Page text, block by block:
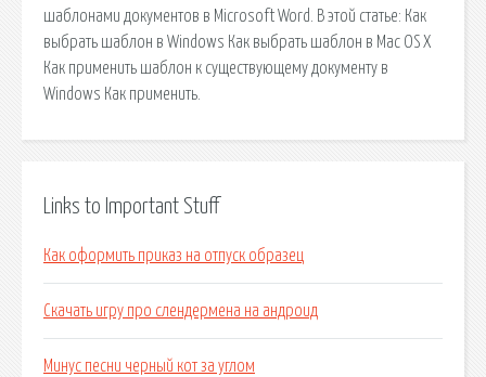
шаблонами документов в Microsoft Word. В этой статье: Как
выбрать шаблон в Windows Как выбрать шаблон в Mac OS X
Как применить шаблон к существующему документу в
Windows Как применить.
Links to Important Stuff
Как оформить приказ на отпуск образец
Скачать игру про слендермена на андроид
Минус песни черный кот за углом